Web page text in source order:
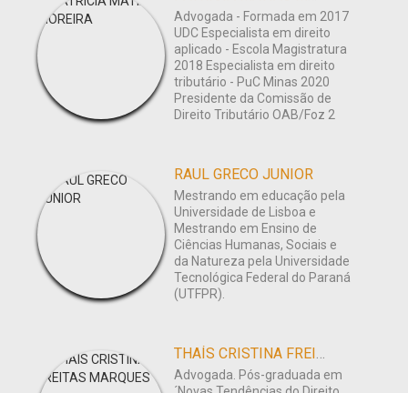
Advogada - Formada em 2017
UDC Especialista em direito
aplicado - Escola Magistratura
2018 Especialista em direito
tributário - PuC Minas 2020
Presidente da Comissão de
Direito Tributário OAB/Foz 2
RAUL GRECO JUNIOR
Mestrando em educação pela
Universidade de Lisboa e
Mestrando em Ensino de
Ciências Humanas, Sociais e
da Natureza pela Universidade
Tecnológica Federal do Paraná
(UTFPR).
THAÍS CRISTINA FREITAS MARQUES
Advogada. Pós-graduada em